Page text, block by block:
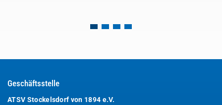
Geschäftsstelle
ATSV Stockelsdorf von 1894 e.V.